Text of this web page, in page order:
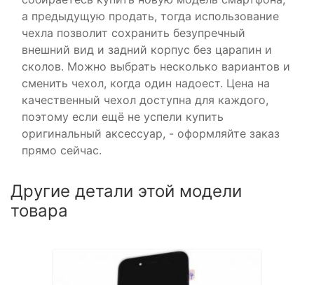
а предыдущую продать, тогда использование
чехла позволит сохранить безупречный
внешний вид и задний корпус без царапин и
сколов. Можно выбрать несколько вариантов и
сменить чехол, когда один надоест. Цена на
качественный чехол доступна для каждого,
поэтому если ещё не успели купить
оригинальный аксессуар, - оформляйте заказ
прямо сейчас.
Другие детали этой модели
товара